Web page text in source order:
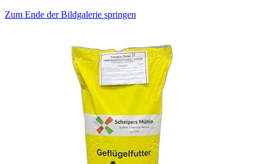
Zum Ende der Bildgalerie springen